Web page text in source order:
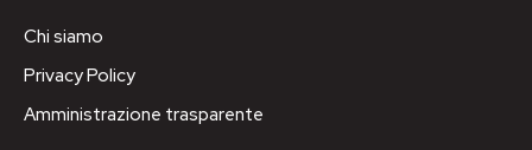
Chi siamo
Privacy Policy
Amministrazione trasparente